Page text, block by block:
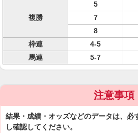
複勝
5
7
8
枠連
4-5
馬連
5-7
注意事項
結果・成績・オッズなどのデータは、必
し確認してください。